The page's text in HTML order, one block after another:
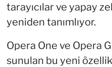
tarayıcılar ve yapay
yeniden tanımlıyor.
Opera One ve Opera
sunulan bu yeni